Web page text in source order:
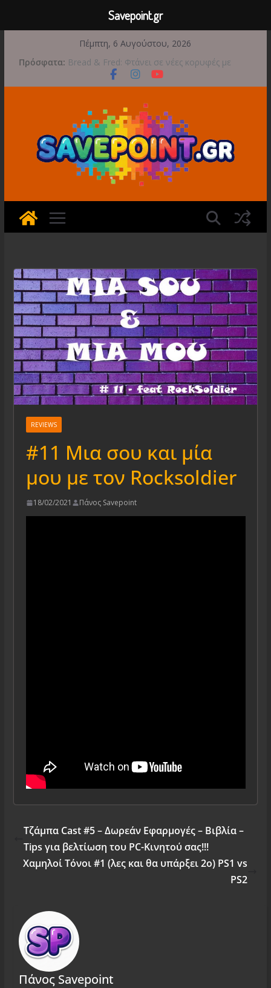
περιεχόμενο
Πέμπτη, 6 Αυγούστου, 2026
Πρόσφατα: Bread & Fred: Φτάνει σε νέες κορυφές με
αποκλειστικές Limited Editions από την Atari
Έρχεται 1η Σεπτεμβρίου το Crimson Moon
Reincarnation μετά την ανάμεικτη υποδοχή
Ξεκινήσαν οι προπαραγγελίες για το The
Walking Dead: Streets of Survival
Διαρροή-Βόμβα: Η Microsoft Φέρνει το
Backwards Compatibility των Original Xbox &
Xbox 360 στο PC
REVIEWS
#11 Μια σου και μία
μου με τον Rocksoldier
18/02/2021 Πάνος Savepoint
Τζάμπα Cast #5 – Δωρεάν Εφαρμογές – Βιβλία –
Tips για βελτίωση του PC-Κινητού σας!!!
Χαμηλοί Τόνοι #1 (λες και θα υπάρξει 2ο) PS1 vs
PS2
Πάνος Savepoint
Savepoint.gr